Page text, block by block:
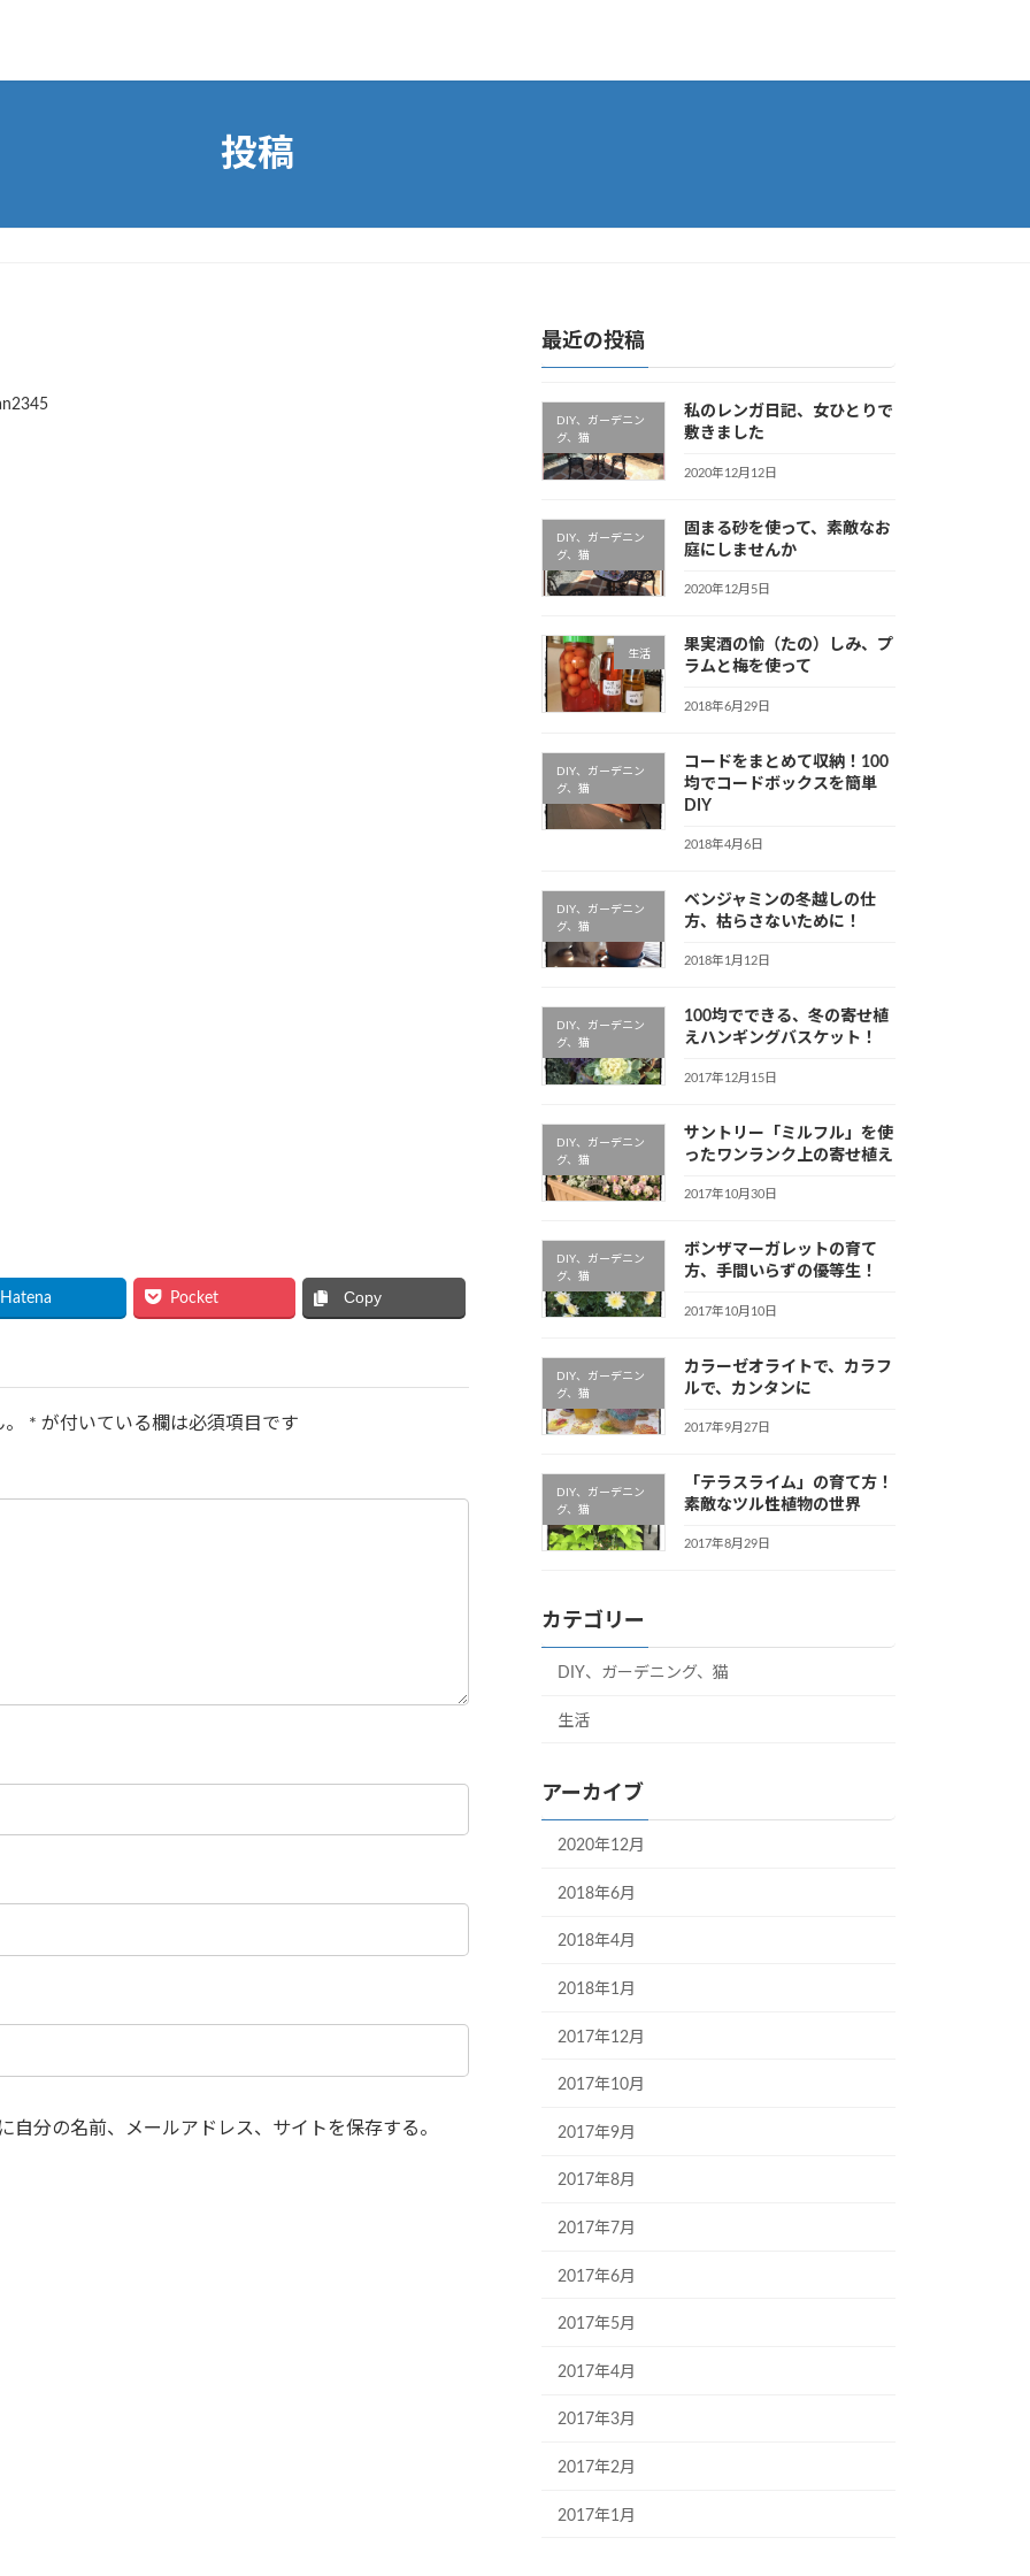
投稿
Hatena Pocket Copy
* が付いている欄は必須項目です
分の名前、メールアドレス、サイトを保存する。
最近の投稿
DIY、ガーデニン
グ、猫
私のレンガ日記、女ひとりで
敷きました
2020年12月12日
DIY、ガーデニン
グ、猫
固まる砂を使って、素敵なお
庭にしませんか
2020年12月5日
生活
果実酒の愉（たの）しみ、プ
ラムと梅を使って
2018年6月29日
DIY、ガーデニン
グ、猫
コードをまとめて収納！100
均でコードボックスを簡単
DIY
2018年4月6日
DIY、ガーデニン
グ、猫
ベンジャミンの冬越しの仕
方、枯らさないために！
2018年1月12日
DIY、ガーデニン
グ、猫
100均でできる、冬の寄せ植
えハンギングバスケット！
2017年12月15日
DIY、ガーデニン
グ、猫
サントリー「ミルフル」を使
ったワンランク上の寄せ植え
2017年10月30日
DIY、ガーデニン
グ、猫
ボンザマーガレットの育て
方、手間いらずの優等生！
2017年10月10日
DIY、ガーデニン
グ、猫
カラーゼオライトで、カラフ
ルで、カンタンに
2017年9月27日
DIY、ガーデニン
グ、猫
「テラスライム」の育て方！
素敵なツル性植物の世界
2017年8月29日
カテゴリー
DIY、ガーデニング、猫
生活
アーカイブ
2020年12月
2018年6月
2018年4月
2018年1月
2017年12月
2017年10月
2017年9月
2017年8月
2017年7月
2017年6月
2017年5月
2017年4月
2017年3月
2017年2月
2017年1月